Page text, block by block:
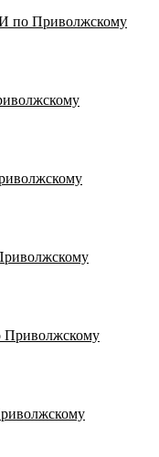
по Приволжскому